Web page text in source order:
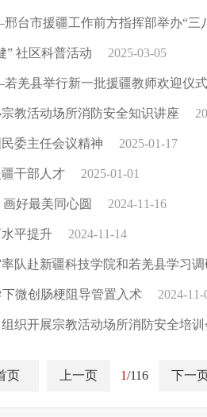
台市援疆工作前方指挥部举办“三
” 社区科普活动 2025-03-05
羌县举行新一批援疆教师欢迎仪式
教活动场所消防安全知识讲座
委主任会议精神 2025-01-17
干部人才 2025-01-01
好最美同心圆 2024-11-16
平提升 2024-11-14
队赴新疆科技学院和若羌县学习调
微创肠梗阻导管置入术 2024-11-
织开展宗教活动场所消防安全培训
页 上一页 1/116 下一